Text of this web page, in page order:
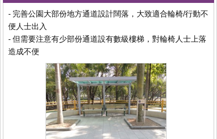
- 完善公園大部份地方通道設計闊落，大致適合輪椅/行動不
便人士出入
- 但需要注意有少部份通道設有數級樓梯，對輪椅人士上落
造成不便